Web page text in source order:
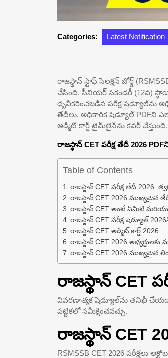
Categories: Latest Notification
రాజస్థాన్ స్టాఫ్ సెలక్షన్ బోర్డ్
చేసింది. సీనియర్ సెకండరీ (12వ) స్థాయి
ధృవీకరించబడిన పరీక్ష షెడ్యూల్‌ను
తేదీలు, అధికారిక షెడ్యూల్
అడ్మిట్ కార్డ్ టైమ్‌లైన్‌ను కవర్ చేస్తుంది.
రాజస్థాన్ CET పరీక్ష తేదీ 2026
Table of Contents
రాజస్థాన్ CET పరీక్ష తేదీ 2026:
రాజస్థాన్ CET 2026 ముఖ్యమైన
రాజస్థాన్ CET అంటే ఏమిటి
రాజస్థాన్ CET పరీక్ష షెడ్యూల్
రాజస్థాన్ CET అడ్మిట్ కార్డ్ 2026
రాజస్థాన్ CET 2026
రాజస్థాన్ CET 2026 ముఖ్యమైన
రాజస్థాన్ CET
వివరణాత్మక షెడ్యూల్‌ను తనిఖీ
పట్టికలో సమీక్షించవచ్చు.
రాజస్థాన్ CET
RSMSSB CET 2026 పరీక్షలు